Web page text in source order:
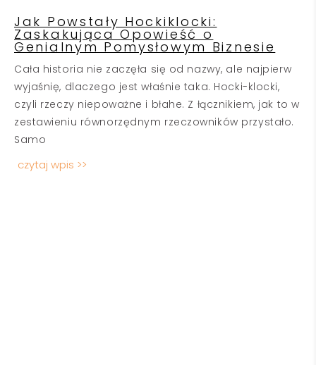
Jak Powstały Hockiklocki:
Zaskakująca Opowieść o
Genialnym Pomysłowym Biznesie
Cała historia nie zaczęła się od nazwy, ale najpierw
wyjaśnię, dlaczego jest właśnie taka. Hocki-klocki,
czyli rzeczy niepoważne i błahe. Z łącznikiem, jak to w
zestawieniu równorzędnym rzeczowników przystało.
Samo
czytaj wpis >>